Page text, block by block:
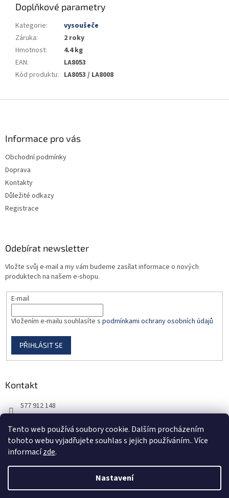
Tento web používá soubory cookie. Dalším procházením
tohoto webu vyjadřujete souhlas s jejich používáním.. Více
informacízde.
Nastavení
Doplňkové parametry
Kategorie:
vysoušeče
Záruka:
2 roky
Hmotnost:
4.4 kg
EAN:
LA8053
Kód produktu: LA8053 / LA8008
Informace pro vás
Obchodní podmínky
Doprava
Kontakty
Důležité odkazy
Registrace
Odebírat newsletter
Vložte svůj e-mail a my vám budeme zasílat informace o nových
produktech na našem e-shopu.
E-mail
Vložením e-mailu souhlasíte s podmínkami ochrany osobních údajů
PŘIHLÁSIT SE
Kontakt
577 912 148
Vytvořil Shoptet